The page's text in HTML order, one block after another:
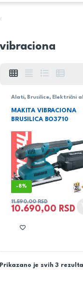
vibraciona
Alati, Brusilice, Električni
MAKITA VIBRACIONA
BRUSILICA BO3710
-8%
10.690,00 RSD
11.590,00RSD
Prikazano je svih 3